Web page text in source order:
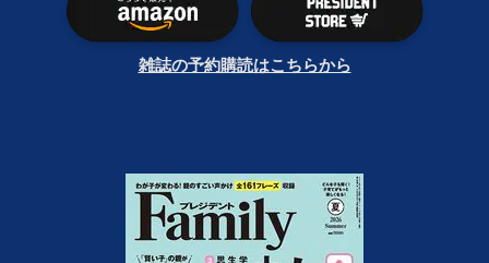
雑誌の予約購読はこちらから